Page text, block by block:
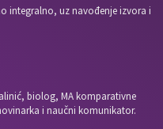
integralno, uz navođenje izvora i
biolog, MA komparativne
i naučni komunikator.